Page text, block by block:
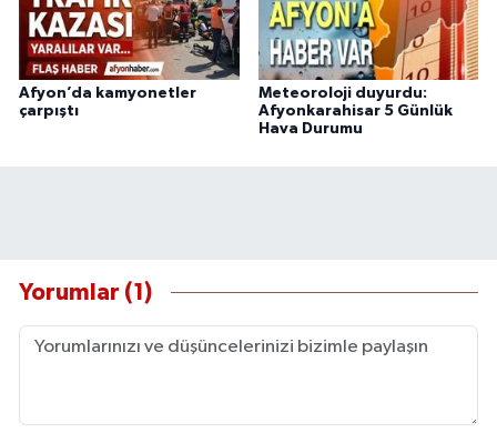
Afyon’da kamyonetler
çarpıştı
Meteoroloji duyurdu:
Afyonkarahisar 5 Günlük
Hava Durumu
Yorumlar (1)